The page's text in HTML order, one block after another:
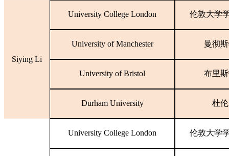
Siying Li
University College London 伦敦大学
University of Manchester 曼彻
University of Bristol 布里
Durham University 杜
University College London 伦敦大学